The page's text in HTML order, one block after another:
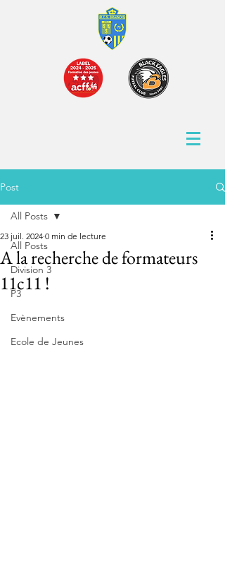
Post
All Posts
Division 3
P3
Evènements
Ecole de Jeunes
All Posts
A la recherche de formateurs
11c11 !
23 juil. 2024 0 min de lecture